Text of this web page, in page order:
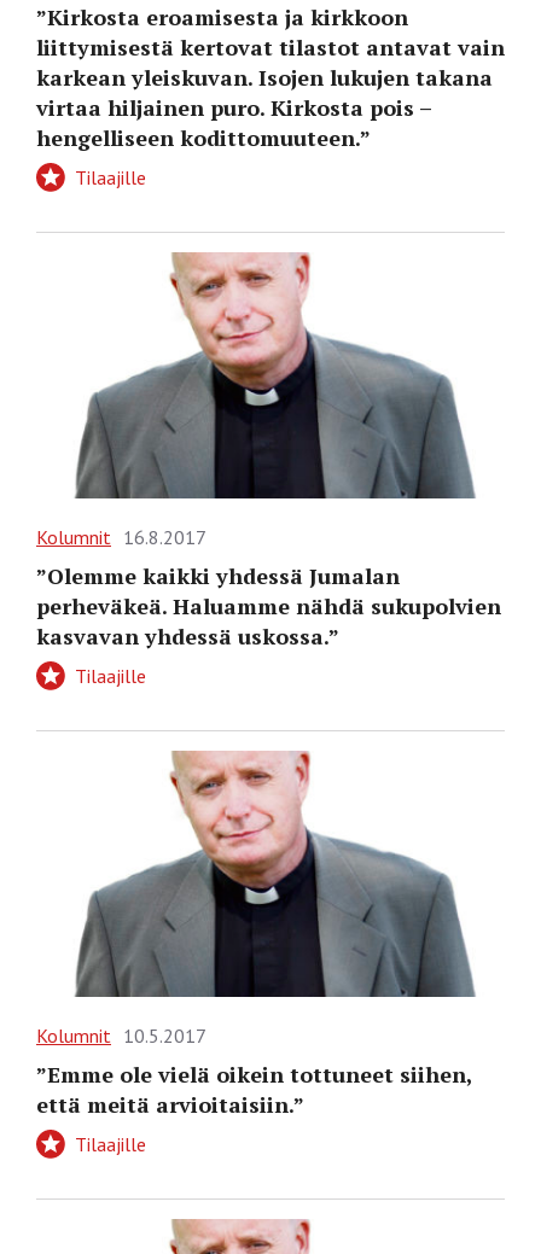
”Kirkosta eroamisesta ja kirkkoon
liittymisestä kertovat tilastot antavat vain
karkean yleiskuvan. Isojen lukujen takana
virtaa hiljainen puro. Kirkosta pois –
hengelliseen kodittomuuteen.”
Tilaajille
Kolumnit 16.8.2017
”Olemme kaikki yhdessä Jumalan
perheväkeä. Haluamme nähdä sukupolvien
kasvavan yhdessä uskossa.”
Tilaajille
Kolumnit 10.5.2017
”Emme ole vielä oikein tottuneet siihen,
että meitä arvioitaisiin.”
Tilaajille